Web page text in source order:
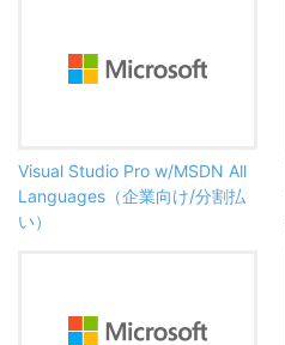
Visual Studio Pro w/MSDN All
Languages（企業向け/分割払
い）